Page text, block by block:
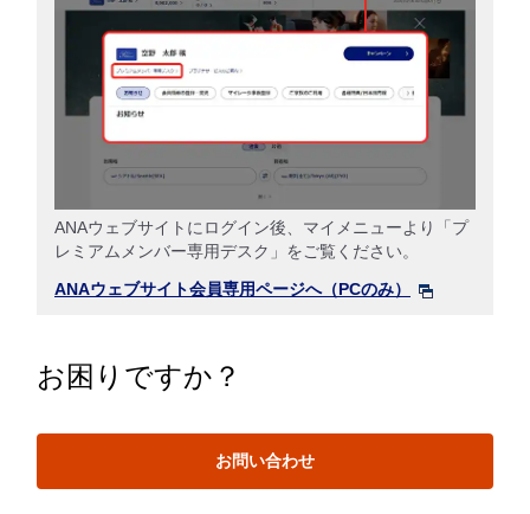
ANAウェブサイトにログイン後、マイメニューより「プ
レミアムメンバー専用デスク」をご覧ください。
ANAウェブサイト会員専用ページへ（PCのみ）
お困りですか？
お問い合わせ